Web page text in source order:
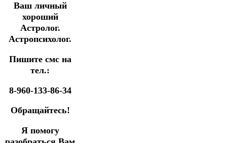
Ваш личный
хороший
Астролог.
Астропсихолог.
Пишите смс на
тел.:
8-960-133-86-34
Обращайтесь!
Я помогу